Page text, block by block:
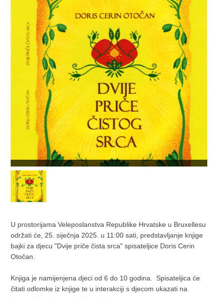
U prostorijama Veleposlanstva Republike Hrvatske u Bruxellesu
održati će, 25. siječnja 2025. u 11:00 sati, predstavljanje knjige
bajki za djecu "Dvije priče čista srca" spisateljice Doris Cerin
Otočan.
Knjiga je namijenjena djeci od 6 do 10 godina. Spisateljica će
čitati odlomke iz knjige te u interakciji s djecom ukazati na